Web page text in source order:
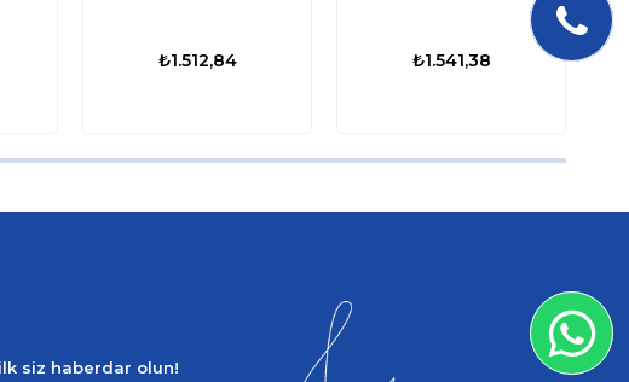
₺1.512,84 ₺1.541,38
siz haberdar olun!